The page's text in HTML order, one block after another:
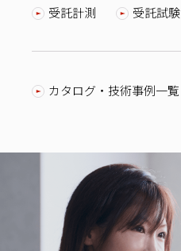
受託計測 受託試験
カタログ・技術事例一覧